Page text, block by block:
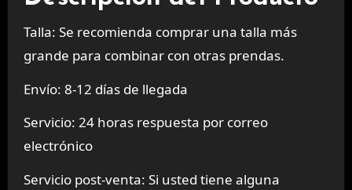
Talla: Se recomienda comprar una talla más
grande para combinar con otras prendas.
Envío: 8-12 días de llegada
Servicio: 24 horas respuesta por correo
electrónico
Servicio post-venta: Si usted tiene alguna